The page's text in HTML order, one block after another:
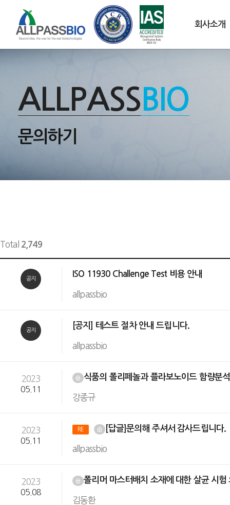
회사소개
ALLPASS BIO
문의하기
Total 2,749
공지
ISO 11930 Challenge Test 비용 안내
allpassbio
공지
[공지] 테스트 절차 안내 드립니다.
allpassbio
2023
05.11
식품의 폴리페놀과 플라보노이드 함량분
강종규
2023
05.11
RE [답글]문의해 주셔서 감사드립니다.
allpassbio
2023
05.08
폴리머 마스터배치 소재에 대한 살균 시
김동환